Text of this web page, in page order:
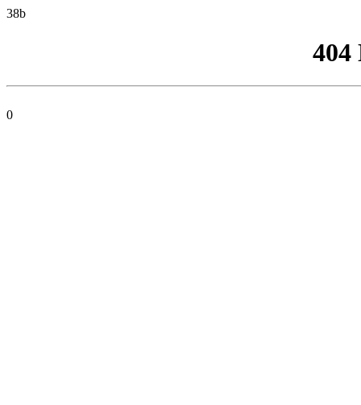
38b
404
0